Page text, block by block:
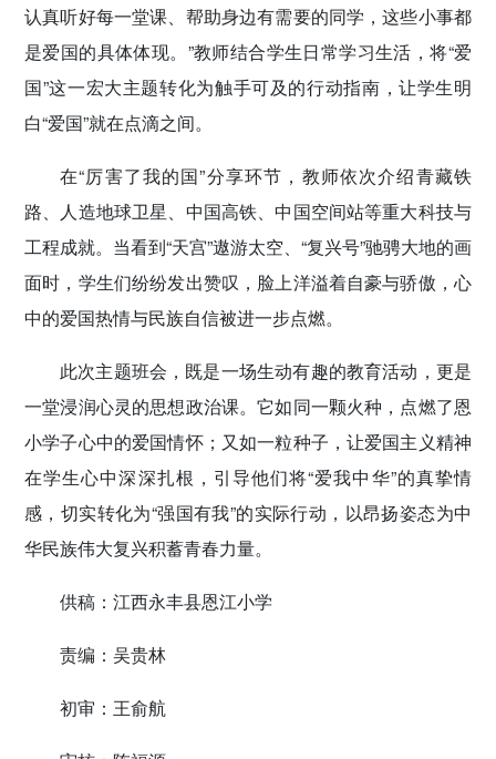
认真听好每一堂课、帮助身边有需要的同学，这些小事都
是爱国的具体体现。”教师结合学生日常学习生活，将“爱
国”这一宏大主题转化为触手可及的行动指南，让学生明
白“爱国”就在点滴之间。
在“厉害了我的国”分享环节，教师依次介绍青藏铁
路、人造地球卫星、中国高铁、中国空间站等重大科技与
工程成就。当看到“天宫”遨游太空、“复兴号”驰骋大地的画
面时，学生们纷纷发出赞叹，脸上洋溢着自豪与骄傲，心
中的爱国热情与民族自信被进一步点燃。
此次主题班会，既是一场生动有趣的教育活动，更是
一堂浸润心灵的思想政治课。它如同一颗火种，点燃了恩
小学子心中的爱国情怀；又如一粒种子，让爱国主义精神
在学生心中深深扎根，引导他们将“爱我中华”的真挚情
感，切实转化为“强国有我”的实际行动，以昂扬姿态为中
华民族伟大复兴积蓄青春力量。
供稿：江西永丰县恩江小学
责编：吴贵林
初审：王俞航